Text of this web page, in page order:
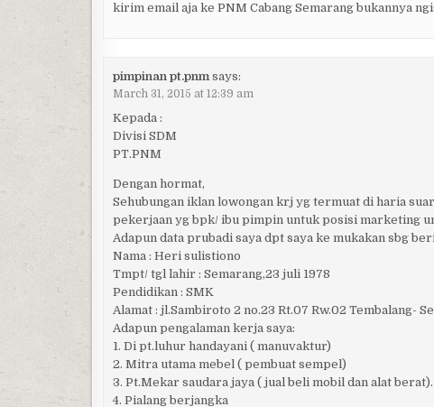
kirim email aja ke PNM Cabang Semarang bukannya
pimpinan pt.pnm says:
March 31, 2015 at 12:39 am
Kepada :
Divisi SDM
PT.PNM
Dengan hormat,
Sehubungan iklan lowongan krj yg termuat di haria
pekerjaan yg bpk/ ibu pimpin untuk posisi marketing
Adapun data prubadi saya dpt saya ke mukakan sbg
Nama : Heri sulistiono
Tmpt/ tgl lahir : Semarang,23 juli 1978
Pendidikan : SMK
Alamat : jl.Sambiroto 2 no.23 Rt.07 Rw.02 Tembalang-
Adapun pengalaman kerja saya:
1. Di pt.luhur handayani ( manuvaktur)
2. Mitra utama mebel ( pembuat sempel)
3. Pt.Mekar saudara jaya ( jual beli mobil dan alat berat).
4. Pialang berjangka